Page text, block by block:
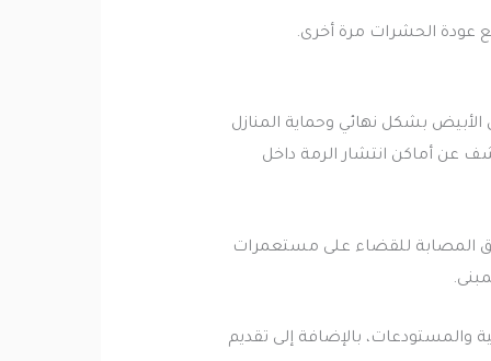
عودة الحشرات مرة أخرى.
بشكل نهائي وحماية المنازل
عن أماكن انتشار الرمة داخل
المصابة للقضاء على مستعمرات
بالإضافة إلى تقديم